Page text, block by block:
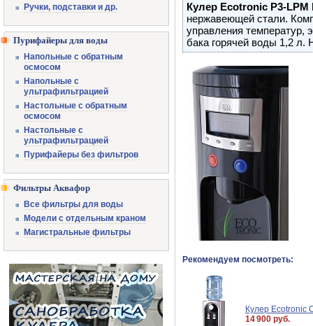
Кулер Ecotronic P3-LPM
нержавеющей стали.
управления температур,
бака горячей воды 1,2 л.
Рекомендуем посмотреть:
Кулер Ecotronic
14 900 руб.
Ручки, подставки и др.
Пурифайеры для воды
Напольные с обратным
осмосом
Напольные с
ультрафильтрацией
Настольные с обратным
осмосом
Настольные с
ультрафильтрацией
Пурифайеры без фильтров
Фильтры Аквафор
Все фильтры для воды
Модели с отдельным краном
Магистральные фильтры